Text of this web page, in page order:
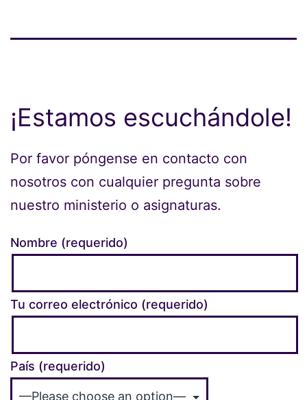
¡Estamos escuchándole!
Por favor póngense en contacto con
nosotros con cualquier pregunta sobre
nuestro ministerio o asignaturas.
Nombre (requerido)
Tu correo electrónico (requerido)
País (requerido)